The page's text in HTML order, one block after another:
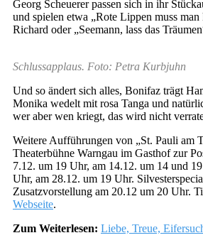
Georg Scheuerer passen sich in ihr
und spielen etwa „Rote Lippen muss
Richard oder „Seemann, lass das
Schlussapplaus. Foto: Petra Kurbjuhn
Und so ändert sich alles, Bonifaz trägt
Monika wedelt mit rosa Tanga und
wer aber wen kriegt, das wird nicht
Weitere Aufführungen von „St. Pauli am
Theaterbühne Warngau im Gasthof zur
7.12. um 19 Uhr, am 14.12. um 14 und
Uhr, am 28.12. um 19 Uhr.
Zusatzvorstellung am 20.12 um 20 Uhr.
Webseite.
Zum Weiterlesen: Liebe, Treue,